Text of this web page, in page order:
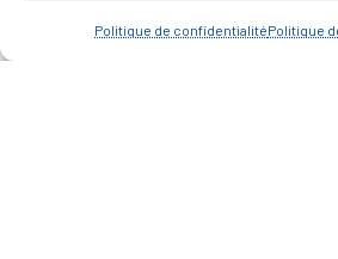
Politique de confidentialitéPolitique